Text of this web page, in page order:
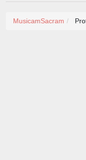
MusicamSacram